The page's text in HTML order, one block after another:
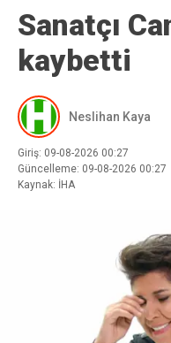
Sanatçı
kaybetti
Neslihan Kaya
Giriş: 09-08-2026 00:27
Güncelleme: 09-08-2026 00:27
Kaynak: İHA